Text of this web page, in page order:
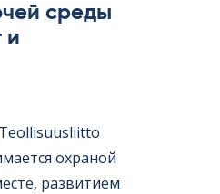
среды
и
охраной
развитием